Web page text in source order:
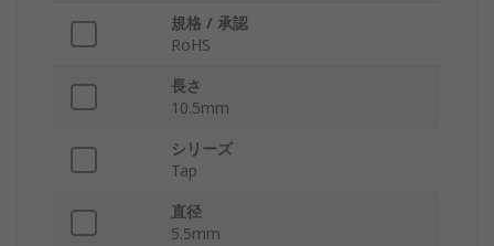
規格 / 承認
RoHS
長さ
10.5mm
シリーズ
Tap
直径
5.5mm